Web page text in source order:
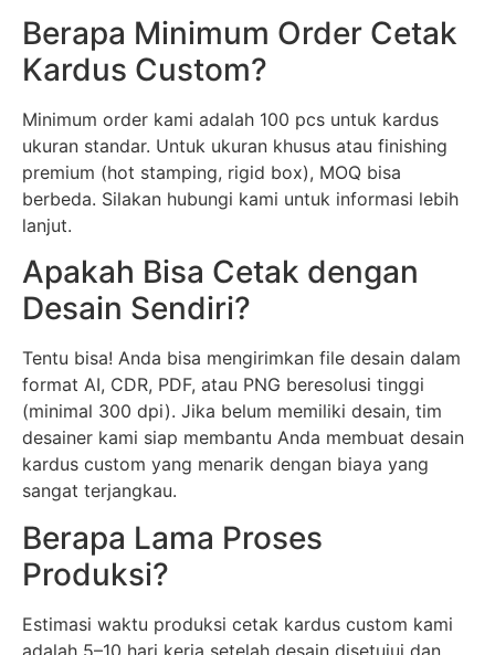
Berapa Minimum Order Cetak
Kardus Custom?
Minimum order kami adalah 100 pcs untuk kardus
ukuran standar. Untuk ukuran khusus atau finishing
premium (hot stamping, rigid box), MOQ bisa
berbeda. Silakan hubungi kami untuk informasi lebih
lanjut.
Apakah Bisa Cetak dengan
Desain Sendiri?
Tentu bisa! Anda bisa mengirimkan file desain dalam
format AI, CDR, PDF, atau PNG beresolusi tinggi
(minimal 300 dpi). Jika belum memiliki desain, tim
desainer kami siap membantu Anda membuat desain
kardus custom yang menarik dengan biaya yang
sangat terjangkau.
Berapa Lama Proses
Produksi?
Estimasi waktu produksi cetak kardus custom kami
adalah 5–10 hari kerja setelah desain disetujui dan